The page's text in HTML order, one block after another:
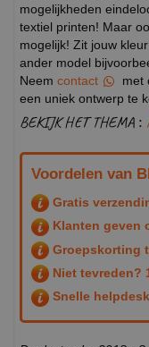
mogelijkheden
textiel printen! Maar
mogelijk! Zit jouw
ander model
Neem contact
met
een uniek ontwerp te
BEKIJK HET THEMA :
Voordelen van
Gratis
Klanten geven
Groepskorting
Niet tevreden?
Snelle helpdesk